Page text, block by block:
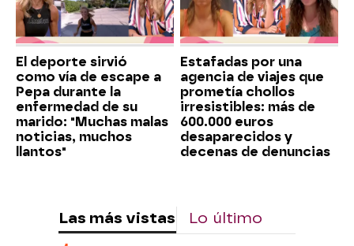
El deporte sirvió
como vía de escape a
Pepa durante la
enfermedad de su
marido: "Muchas malas
noticias, muchos
llantos"
Estafadas por una
agencia de viajes que
prometía chollos
irresistibles: más de
600.000 euros
desaparecidos y
decenas de denuncias
Las más vistas Lo último